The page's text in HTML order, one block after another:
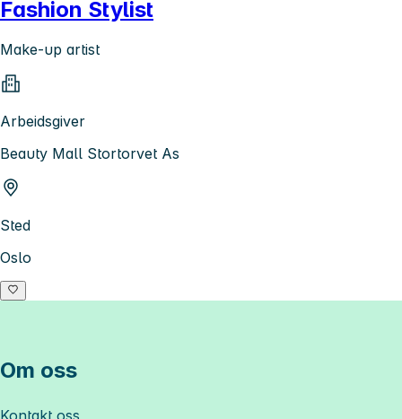
Fashion Stylist
Make-up artist
Arbeidsgiver
Beauty Mall Stortorvet As
Sted
Oslo
Om oss